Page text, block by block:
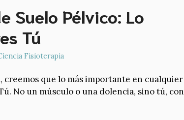
Suelo Pélvico: Lo
Tú
Fisioterapia
creemos que lo más importante en cualquier
No un músculo o una dolencia, sino tú, con